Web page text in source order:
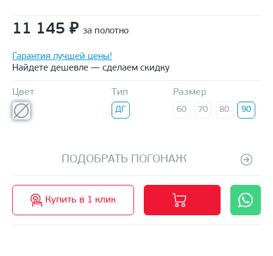
11 145 ₽ за полотно
Гарантия лучшей цены!
Найдете дешевле — сделаем скидку
Цвет Тип
ДГ
Размер
60 70 80 90
ПОДОБРАТЬ ПОГОНАЖ
Купить в 1 клик